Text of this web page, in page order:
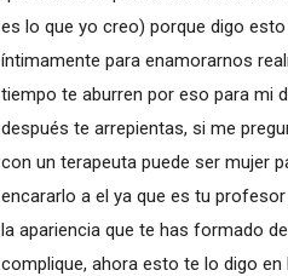
es lo que yo creo) porque digo
íntimamente para enamorarnos
tiempo te aburren por eso para mi
después te arrepientas, si me
con un terapeuta puede ser mujer
encararlo a el ya que es tu
la apariencia que te has formado
complique, ahora esto te lo digo